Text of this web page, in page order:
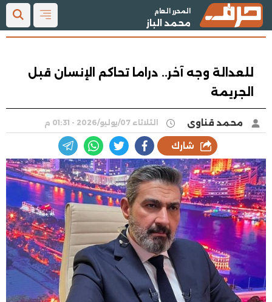
المحرر العام
محمد الباز
للعدالة وجه آخر.. دراما تحاكم الإنسان قبل
الجريمة
محمد قناوى الثلاثاء 07/يوليو/2026 - 01:31 م
شارك